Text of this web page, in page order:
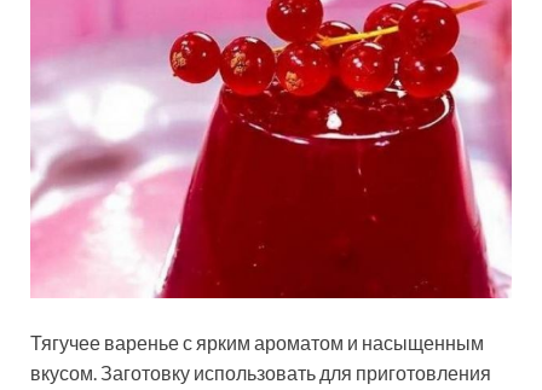
Тягучее варенье с ярким ароматом и насыщенным
вкусом. Заготовку использовать для приготовления